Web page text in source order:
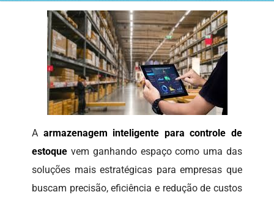
A armazenagem inteligente para controle de
estoque vem ganhando espaço como uma das
soluções mais estratégicas para empresas que
buscam precisão, eficiência e redução de custos